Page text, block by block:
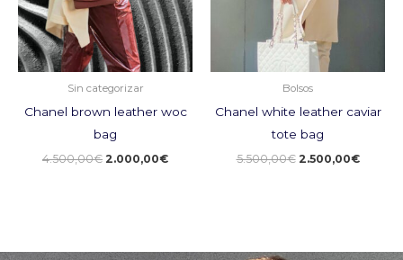
Sin categorizar
Chanel brown leather woc
bag
4.500,00€ 2.000,00€
Bolsos
Chanel white leather caviar
tote bag
5.500,00€ 2.500,00€